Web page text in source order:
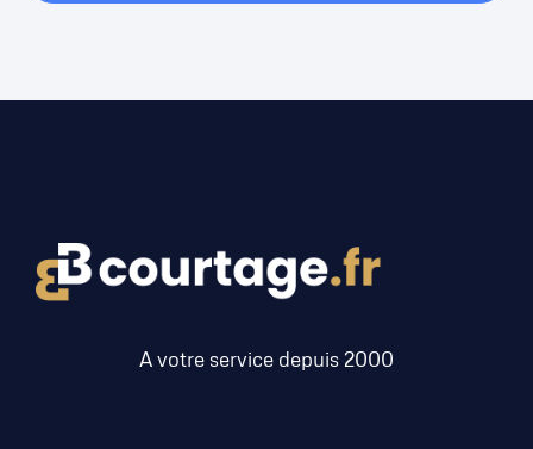
A votre service depuis 2000